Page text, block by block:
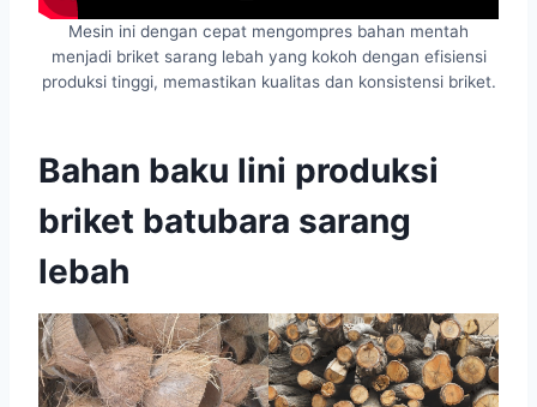
Mesin ini dengan cepat mengompres bahan mentah
menjadi briket sarang lebah yang kokoh dengan efisiensi
produksi tinggi, memastikan kualitas dan konsistensi briket.
Bahan baku lini produksi
briket batubara sarang
lebah